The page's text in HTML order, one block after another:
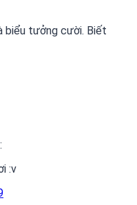
biểu tưởng cười. Biết
:v